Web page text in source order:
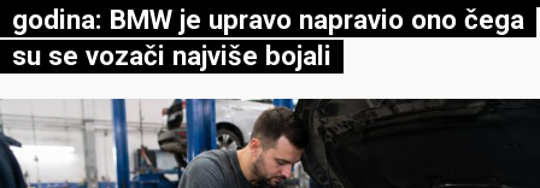
godina: BMW je upravo napravio ono čega
su se vozači najviše bojali